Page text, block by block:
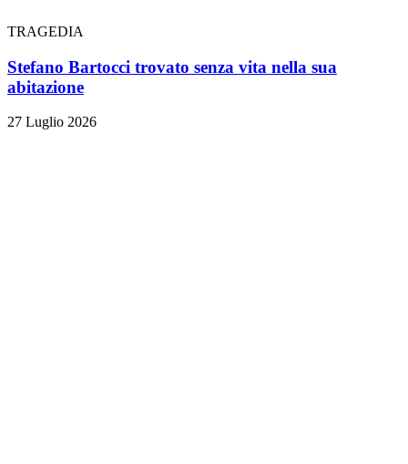
TRAGEDIA
Stefano Bartocci trovato senza vita nella sua
abitazione
27 Luglio 2026